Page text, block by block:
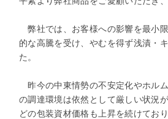
弊社では、お客様への影響を最小
的な高騰を受け、やむを得ず浅漬・
た。
昨今の中東情勢の不安定化やホル
の調達環境は依然として厳しい状況
どの包装資材価格も上昇を続けてお